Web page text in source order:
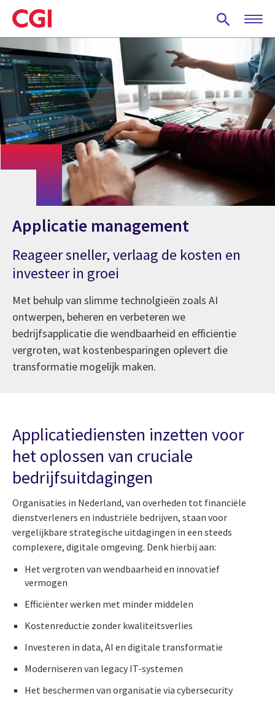
Skip
to
main
content
Applicatie management
Reageer sneller, verlaag de kosten en
investeer in groei
Met behulp van slimme technolgieën zoals AI
ontwerpen, beheren en verbeteren we
bedrijfsapplicatie die wendbaarheid en efficiëntie
vergroten, wat kostenbesparingen oplevert die
transformatie mogelijk maken.
Applicatiediensten inzetten voor
het oplossen van cruciale
bedrijfsuitdagingen
Organisaties in Nederland, van overheden tot financiële
dienstverleners en industriële bedrijven, staan voor
vergelijkbare strategische uitdagingen in een steeds
complexere, digitale omgeving. Denk hierbij aan:
Het vergroten van wendbaarheid en innovatief
vermogen
Efficiënter werken met minder middelen
Kostenreductie zonder kwaliteitsverlies
Investeren in data, AI en digitale transformatie
Moderniseren van legacy IT-systemen
Het beschermen van organisatie via cybersecurity